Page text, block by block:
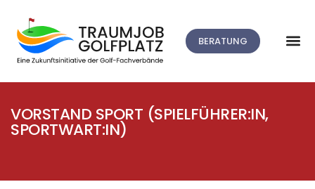
BERATUNG
VORSTAND SPORT (SPIELFÜHRER:IN,
SPORTWART:IN)